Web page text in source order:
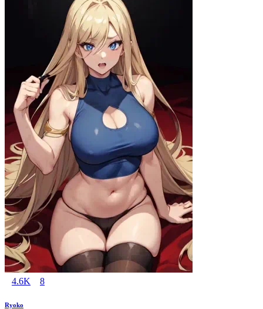
4.6K 8
Ryoko